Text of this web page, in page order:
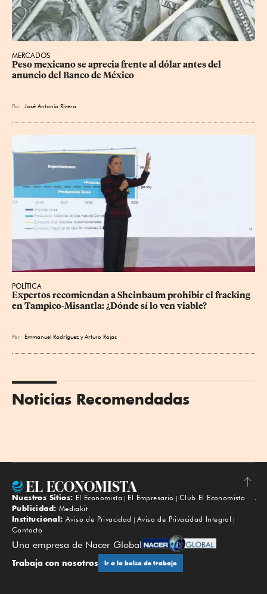
MERCADOS
Peso mexicano se aprecia frente al dólar antes del
anuncio del Banco de México
Por José Antonio Rivera
POLÍTICA
Expertos recomiendan a Sheinbaum prohibir el fracking
en Tampico-Misantla: ¿Dónde sí lo ven viable?
Por Emmanuel Rodríguez yArturo Rojas
Noticias Recomendadas
Subir
Nuestros Sitios: El Economista El Empresario
Club El Economista
Publicidad: Mediakit
Institucional: Aviso de Privacidad
Aviso de Privacidad Integral
Contacto
Una empresa de Nacer Global
Trabaja con nosotros Ir a la bolsa de trabajo